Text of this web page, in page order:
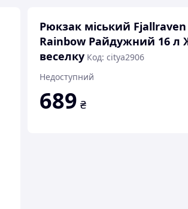
Рюкзак міський
Rainbow Райдужний 16 л
веселку Код: citya2906
Недоступний
689 ₴